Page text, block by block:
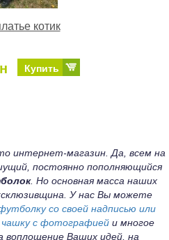
котик
Купить
интернет-магазин. Да, всем на
постоянно пополняющийся
. Но основная масса наших
У нас Вы можете
со своей надписью или
чашку с фотографиейи многое
воплощение Ваших идей, на